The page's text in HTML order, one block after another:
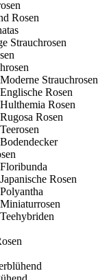
Rosen
Strauchrosen
Moderne Strauchrosen
Englische Rosen
Hulthemia Rosen
Rugosa Rosen
Teerosen
Bodendecker
Floribunda
Japanische Rosen
Polyantha
Miniaturrosen
Teehybriden